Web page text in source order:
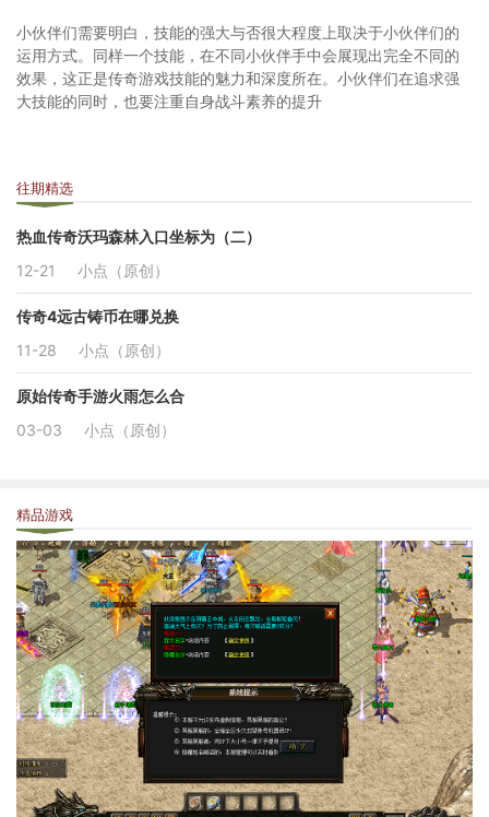
小伙伴们需要明白，技能的强大与否很大程度上取决于小伙伴们的
运用方式。同样一个技能，在不同小伙伴手中会展现出完全不同的
效果，这正是传奇游戏技能的魅力和深度所在。小伙伴们在追求强
大技能的同时，也要注重自身战斗素养的提升
往期精选
热血传奇沃玛森林入口坐标为（二）
12-21
小点（原创）
传奇4远古铸币在哪兑换
11-28
小点（原创）
原始传奇手游火雨怎么合
03-03
小点（原创）
精品游戏